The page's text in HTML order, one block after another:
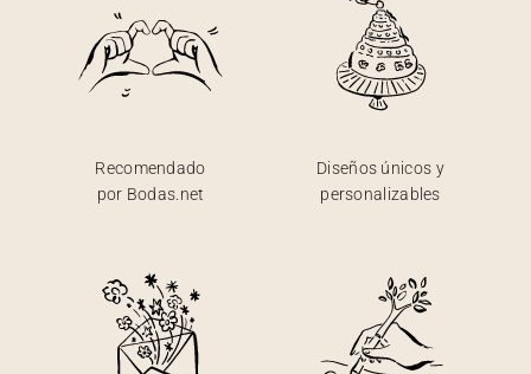
Recomendado
por Bodas.net
Diseños únicos y
personalizables